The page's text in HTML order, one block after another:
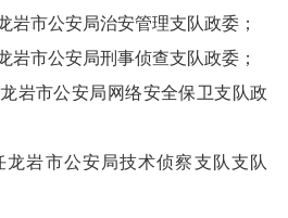
市公安局治安管理支队政委；
市公安局刑事侦查支队政委；
市公安局网络安全保卫支队政
岩市公安局技术侦察支队支队